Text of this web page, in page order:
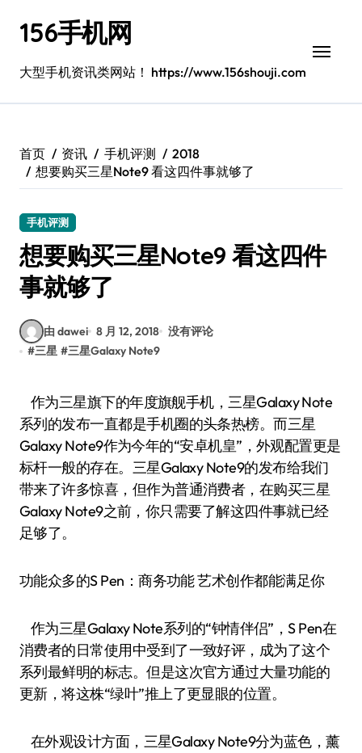
156手机网
大型手机资讯类网站！ https://www.156shouji.com
首页 资讯 手机评测
2018
想要购买三星Note9 看这四件事就够了
手机评测
想要购买三星Note9 看这四件
事就够了
由 dawei 8 月 12, 2018 没有评论
#三星 #三星Galaxy Note9
作为三星旗下的年度旗舰手机，三星Galaxy Note
系列的发布一直都是手机圈的头条热榜。而三星
Galaxy Note9作为今年的“安卓机皇”，外观配置更是
标杆一般的存在。三星Galaxy Note9的发布给我们
带来了许多惊喜，但作为普通消费者，在购买三星
Galaxy Note9之前，你只需要了解这四件事就已经
足够了。
功能众多的S Pen：商务功能 艺术创作都能满足你
作为三星Galaxy Note系列的“钟情伴侣”，S Pen在
消费者的日常使用中受到了一致好评，成为了这个
系列最鲜明的标志。但是这次官方通过大量功能的
更新，将这株“绿叶”推上了更显眼的位置。
在外观设计方面，三星Galaxy Note9分为蓝色，薰